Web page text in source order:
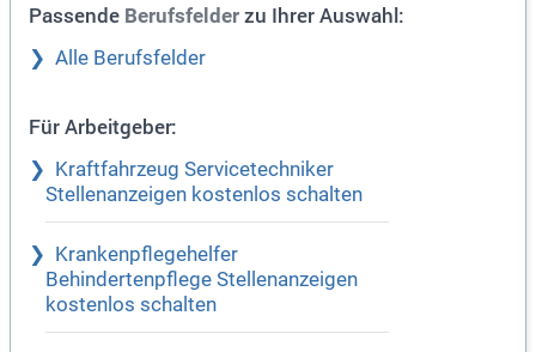
Passende Berufsfelder zu Ihrer Auswahl:
Alle Berufsfelder
Für Arbeitgeber:
Kraftfahrzeug Servicetechniker
Stellenanzeigen kostenlos schalten
Krankenpflegehelfer
Behindertenpflege Stellenanzeigen
kostenlos schalten